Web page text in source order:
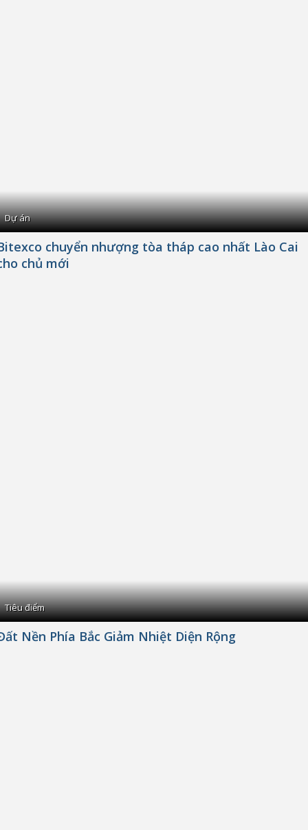
Dự án
chuyển nhượng tòa tháp cao nhất Lào Cai
chủ mới
Tiêu điểm
Nền Phía Bắc Giảm Nhiệt Diện Rộng